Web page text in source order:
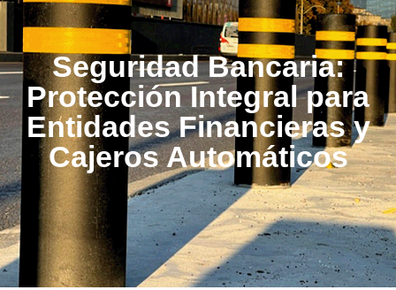
Seguridad Bancaria:
Protección Integral para
Entidades Financieras y
Cajeros Automáticos